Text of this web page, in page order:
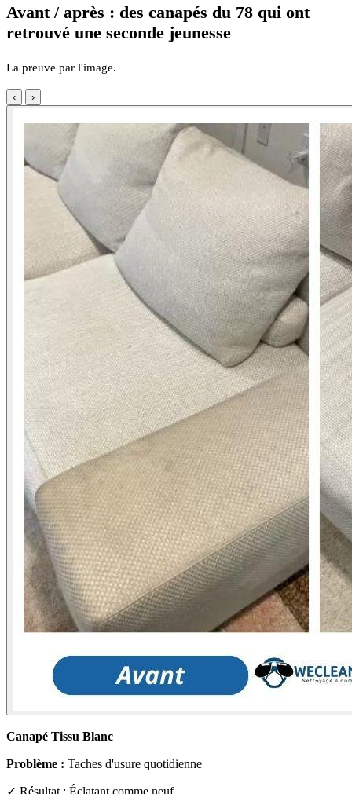
Avant / après : des canapés du 78 qui ont
retrouvé une seconde jeunesse
La preuve par l'image.
‹ ›
Canapé Tissu Blanc
Problème : Taches d'usure quotidienne
✓ Résultat : Éclatant comme neuf